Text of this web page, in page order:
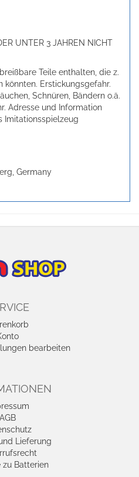
UNTER 3 JAHREN NICHT
Teile enthalten, die z.
könnten. Erstickungsgefahr.
Schnüren, Bändern o.ä.
Adresse und Information
Imitationsspielzeug
Germany
bearbeiten
AGB
Lieferung
zu Batterien